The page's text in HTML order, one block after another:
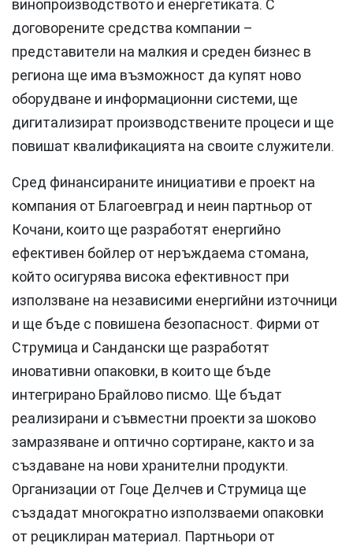
винопроизводството и енергетиката. С
договорените средства компании –
представители на малкия и среден бизнес в
региона ще има възможност да купят ново
оборудване и информационни системи, ще
дигитализират производствените процеси и ще
повишат квалификацията на своите служители.
Сред финансираните инициативи е проект на
компания от Благоевград и неин партньор от
Кочани, които ще разработят енергийно
ефективен бойлер от неръждаема стомана,
който осигурява висока ефективност при
използване на независими енергийни източници
и ще бъде с повишена безопасност. Фирми от
Струмица и Сандански ще разработят
иновативни опаковки, в които ще бъде
интегрирано Брайлово писмо. Ще бъдат
реализирани и съвместни проекти за шоково
замразяване и оптично сортиране, както и за
създаване на нови хранителни продукти.
Организации от Гоце Делчев и Струмица ще
създадат многократно използваеми опаковки
от рециклиран материал. Партньори от